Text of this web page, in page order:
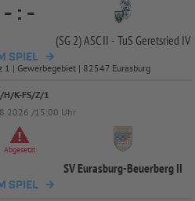
- : -
(SG 2) ASC II - TuS Geretsried IV
SPIEL
1 | Gewerbegebiet | 82547 Eurasburg
H/K-FS/Z/1
/15:00 Uhr
Abgesetzt
SV Eurasburg-Beuerberg II
SPIEL